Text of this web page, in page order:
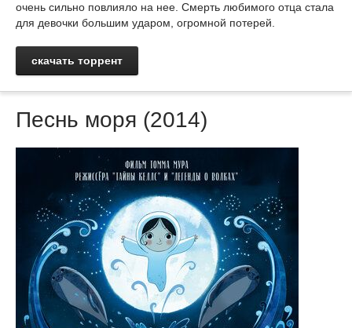
очень сильно повлияло на нее. Смерть любимого отца стала
для девочки большим ударом, огромной потерей.
скачать торрент
Песнь моря (2014)